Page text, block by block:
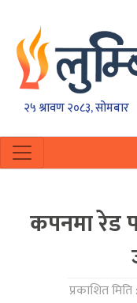
२५ श्रावण २०८३, सोमबार
कपनमा रेड
प्रकाशित मिति :